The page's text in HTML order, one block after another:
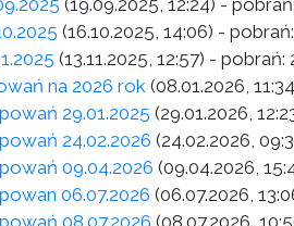
(19.09.2025, 12:24) - pobrań:
(16.10.2025, 14:06) - pobrań:
(13.11.2025, 12:57) - pobrań:
na 2026 rok (08.01.2026,
29.01.2025 (29.01.2026,
24.02.2026 (24.02.2026,
09.04.2026 (09.04.2026,
06.07.2026 (06.07.2026,
08.07.2026 (08.07.2026,